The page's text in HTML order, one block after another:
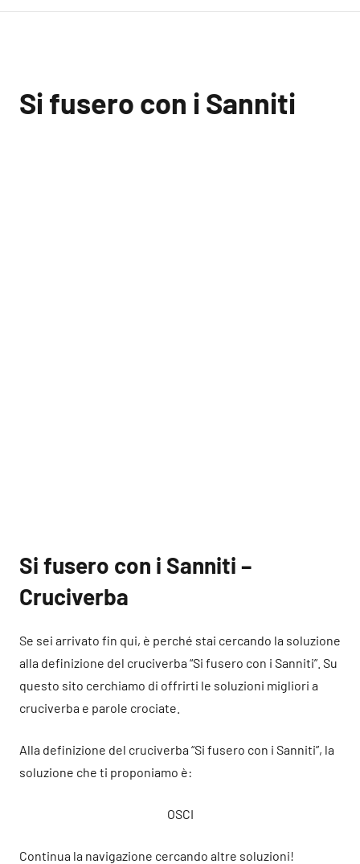
Si fusero con i Sanniti
Si fusero con i Sanniti –
Cruciverba
Se sei arrivato fin qui, è perché stai cercando la soluzione
alla definizione del cruciverba “Si fusero con i Sanniti”. Su
questo sito cerchiamo di offrirti le soluzioni migliori a
cruciverba e parole crociate.
Alla definizione del cruciverba “Si fusero con i Sanniti”, la
soluzione che ti proponiamo è:
OSCI
Continua la navigazione cercando altre soluzioni!